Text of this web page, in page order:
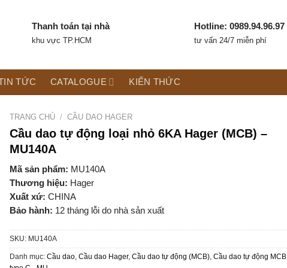
Thanh toán tại nhà
khu vực TP.HCM
Hotline: 0989.94.96.97
tư vấn 24/7 miễn phí
TỨC CATALOGUE KIẾN THỨC
TRANG CHỦ / CẦU DAO HAGER
Cầu dao tự động loại nhỏ 6KA Hager (MCB) –
MU140A
Mã sản phẩm: MU140A
Thương hiệu: Hager
Xuất xứ: CHINA
Bảo hành: 12 tháng lỗi do nhà sản xuất
SKU: MU140A
Danh mục:Cầu dao ,Cầu dao Hager,Cầu dao tự động (MCB) ,Cầu dao tự động MCB